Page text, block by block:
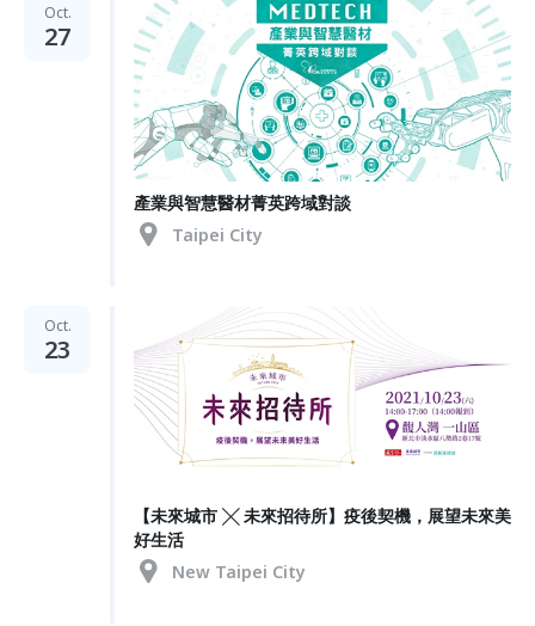
Oct.
27
產業與智慧醫材菁英跨域對談
Taipei City
Oct.
23
【未來城市 ╳ 未來招待所】疫後契機，展望未來美
好生活
New Taipei City